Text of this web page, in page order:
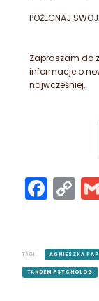
POŻEGNAJ
Zapraszam do
informacje o
najwcześniej.
TAGI: AGNIESZKA
TANDEM PSYCHOLOG